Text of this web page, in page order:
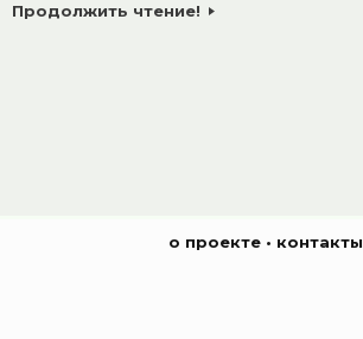
Продолжить чтение!
о проекте • контакты